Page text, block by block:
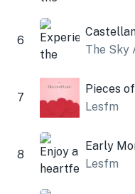
6
The Sky
7
Pieces
Lesfm
8
Early
Lesfm